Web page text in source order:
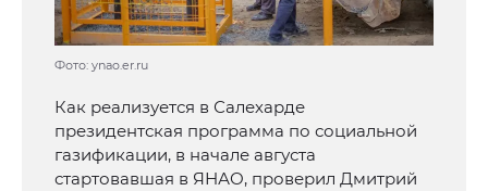
Фото: ynao.er.ru
Как реализуется в Салехарде
президентская программа по социальной
газификации, в начале августа
стартовавшая в ЯНАО, проверил Дмитрий